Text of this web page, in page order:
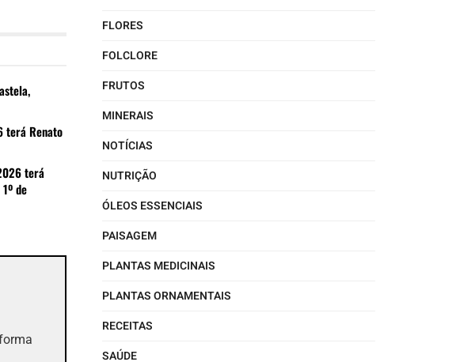
terá Renato
terá
de
FLORES
FOLCLORE
FRUTOS
MINERAIS
NOTÍCIAS
NUTRIÇÃO
ÓLEOS ESSENCIAIS
PAISAGEM
PLANTAS MEDICINAIS
PLANTAS ORNAMENTAIS
RECEITAS
SAÚDE